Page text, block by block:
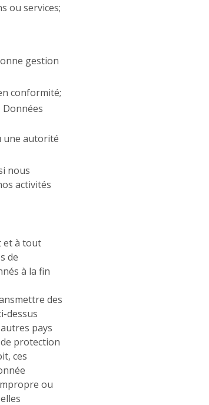
ou services;
gestion
conformité;
Données
une autorité
nous
activités
et à tout
de
à la fin
des
dessus
pays
protection
ces
ou